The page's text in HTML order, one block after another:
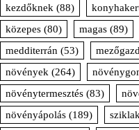
kezdőknek (88)
közepes (80) magas (89)
medditerrán (53)
növények (264)
növénytermesztés (83)
növényápolás (189)